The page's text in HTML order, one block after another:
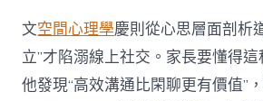
文空間心理學慶則從心思層面剖析
立”才陷溺線上社交。家長要懂得
他發現“高效溝通比閑聊更有價值”